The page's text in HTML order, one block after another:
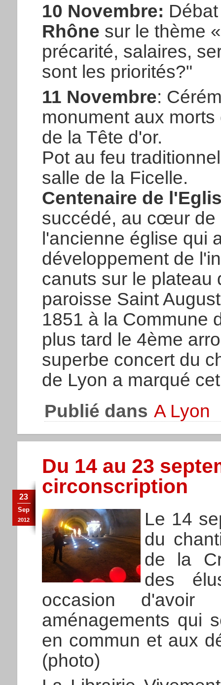
10 Novembre:
Rhône sur le thème
précarité, salaires,
sont les priorités?"
11 Novembre:
monument aux
de la Tête d'or.
Pot au feu
salle de la Ficelle.
Centenaire de
succédé, au cœur de
l'ancienne église qui
développement de
canuts sur le plateau
paroisse Saint
1851 à la Commune
plus tard le 4ème
superbe concert du
de Lyon a marqué
Publié dans A Lyon
Du 14 au 23
circonscription
23
Sep
2012
Le 14
du
de la
des
occasion
aménagements qui
en commun et aux
(photo)